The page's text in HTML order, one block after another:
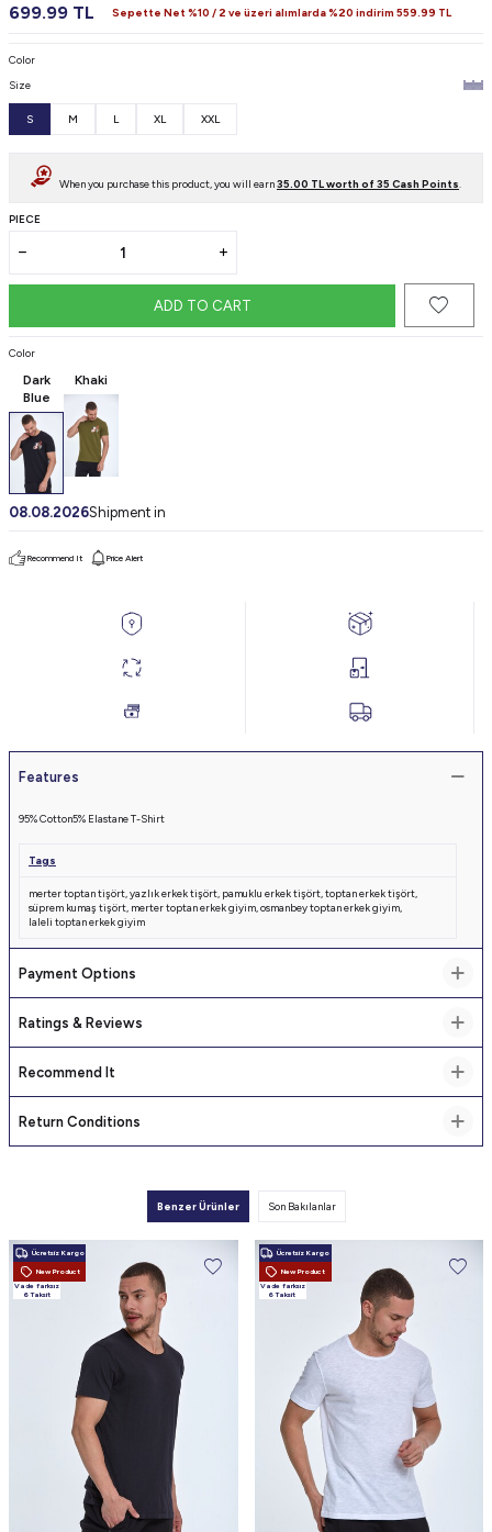
699.99 TL Sepette Net %10 / 2 ve üzeri alımlarda %20 indirim 559.99 TL
Color
Size
S M L XL XXL
When you purchase this product, you will earn35.00 TL worth of35 Cash Points
PIECE
ADD TO CART
Color
Dark
Blue
Khaki
08.08.2026Shipment in
Recommend It Price Alert
Features
95% Cotton5% Elastane T-Shirt
Tags
merter toptan tişört yazlık erkek tişört pamuklu erkek tişört toptan erkek tişört
süprem kumaş tişört merter toptan erkek giyim osmanbey toptan erkek giyim
laleli toptan erkek giyim
Payment Options
Ratings & Reviews
Recommend It
Return Conditions
Benzer Ürünler Son Bakılanlar
Ücretsiz Kargo
New Product
Vade farksız
6 Taksit
Ücretsiz Kargo
New Product
Vade farksız
6 Taksit